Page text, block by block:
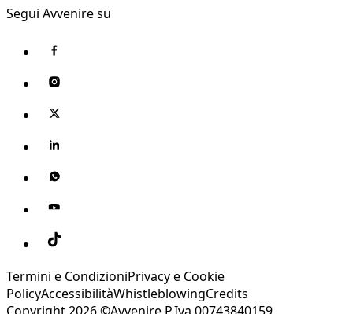
Segui Avvenire su
Termini e CondizioniPrivacy e Cookie
PolicyAccessibilitàWhistleblowingCredits